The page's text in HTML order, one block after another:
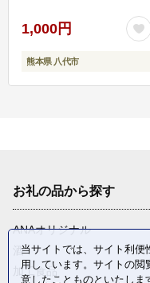
1,000円
熊本県 八代市
お礼の品から探す
ANAオリジナル
酒
加工食品
当サイトでは、サイト利便
用しています。サイトの閲
意したことものといたしま